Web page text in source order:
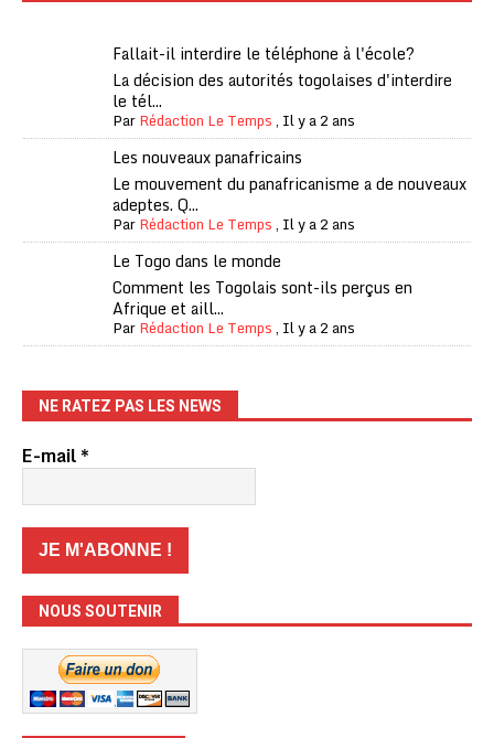
Fallait-il interdire le téléphone à l'école?
La décision des autorités togolaises d'interdire
le tél...
ParRédaction Le Temps, Il y a 2 ans
Les nouveaux panafricains
Le mouvement du panafricanisme a de nouveaux
adeptes. Q...
ParRédaction Le Temps, Il y a 2 ans
Le Togo dans le monde
Comment les Togolais sont-ils perçus en
Afrique et aill...
ParRédaction Le Temps, Il y a 2 ans
NE RATEZ PAS LES NEWS
E-mail*
NOUS SOUTENIR